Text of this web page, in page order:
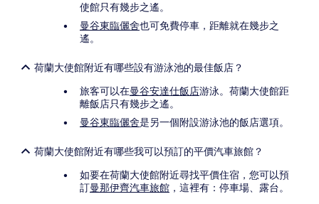
使館只有幾步之遙。
曼谷東臨儷舍也可免費停車，距離就在幾步之
遙。
荷蘭大使館附近有哪些設有游泳池的最佳飯店？
旅客可以在曼谷安達仕飯店游泳。荷蘭大使館距
離飯店只有幾步之遙。
曼谷東臨儷舍是另一個附設游泳池的飯店選項。
荷蘭大使館附近有哪些我可以預訂的平價汽車旅館？
如要在荷蘭大使館附近尋找平價住宿，您可以預
訂曼那伊齊汽車旅館 ，這裡有：停車場、露台。